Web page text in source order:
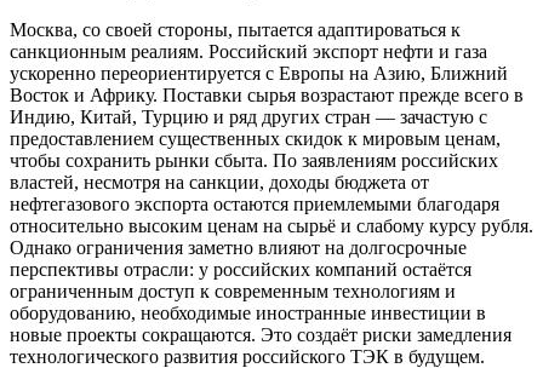
Москва, со своей стороны, пытается адаптироваться к
санкционным реалиям. Российский экспорт нефти и газа
ускоренно переориентируется с Европы на Азию, Ближний
Восток и Африку. Поставки сырья возрастают прежде всего в
Индию, Китай, Турцию и ряд других стран — зачастую с
предоставлением существенных скидок к мировым ценам,
чтобы сохранить рынки сбыта. По заявлениям российских
властей, несмотря на санкции, доходы бюджета от
нефтегазового экспорта остаются приемлемыми благодаря
относительно высоким ценам на сырьё и слабому курсу рубля.
Однако ограничения заметно влияют на долгосрочные
перспективы отрасли: у российских компаний остаётся
ограниченным доступ к современным технологиям и
оборудованию, необходимые иностранные инвестиции в
новые проекты сокращаются. Это создаёт риски замедления
технологического развития российского ТЭК в будущем.